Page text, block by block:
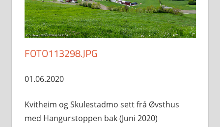
FOTO113298.JPG
01.06.2020
Kvitheim og Skulestadmo sett frå Øvsthus
med Hangurstoppen bak (Juni 2020)